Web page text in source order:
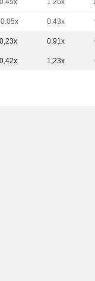
0.45x 1.26x
0.43x
0,23x 0,91x
0,42x 1,23x